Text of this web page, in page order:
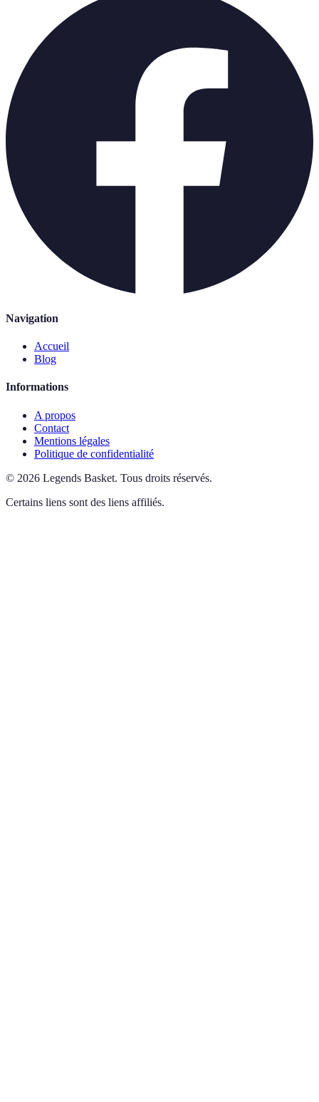
Navigation
Accueil
Blog
Informations
A propos
Contact
Mentions légales
Politique de confidentialité
© 2026 Legends Basket. Tous droits réservés.
Certains liens sont des liens affiliés.